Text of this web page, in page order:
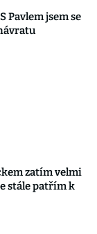
Pavlem jsem se
zatím velmi
stále patřím k